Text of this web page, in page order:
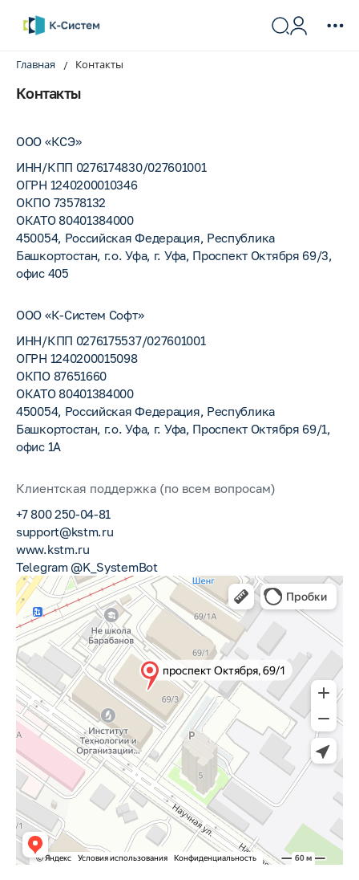
Главная Контакты
Контакты
ООО «КСЭ»
ИНН/КПП 0276174830/027601001
ОГРН 1240200010346
ОКПО 73578132
ОКАТО 80401384000
450054, Российская Федерация, Республика
Башкортостан, г.о. Уфа, г. Уфа, Проспект Октября 69/3,
офис 405
ООО «К-Систем Софт»
ИНН/КПП 0276175537/027601001
ОГРН 1240200015098
ОКПО 87651660
ОКАТО 80401384000
450054, Российская Федерация, Республика
Башкортостан, г.о. Уфа, г. Уфа, Проспект Октября 69/1,
офис 1А
Клиентская поддержка (по всем вопросам)
+7 800 250-04-81
support@kstm.ru
www.kstm.ru
Telegram @K_SystemBot